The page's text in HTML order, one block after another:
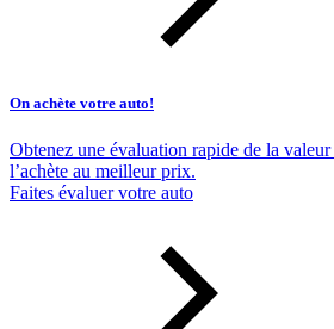
On achète votre auto!
Obtenez une évaluation rapide de la
l’achète au meilleur prix.
Faites évaluer votre auto